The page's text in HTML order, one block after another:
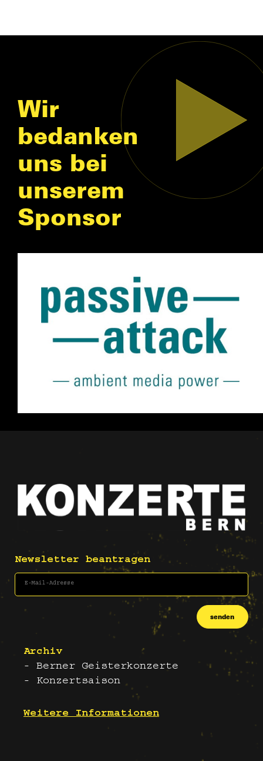
Wir
bedanken
uns bei
unserem
Sponsor
Newsletter beantragen
senden
Archiv
- Berner Geisterkonzerte
- Konzertsaison
Weitere Informationen